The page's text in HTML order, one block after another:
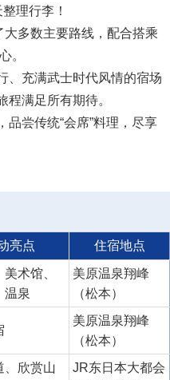
理行李！
多数主要路线，配合搭乘
。
、充满武士时代风情的宿场
程满足所有期待。
品尝传统“会席”料理，尽享
亮点 住宿地点
术馆、
温泉
美原温泉翔峰
（松本）
美原温泉翔峰
（松本）
、欣赏山
JR东日本大都会